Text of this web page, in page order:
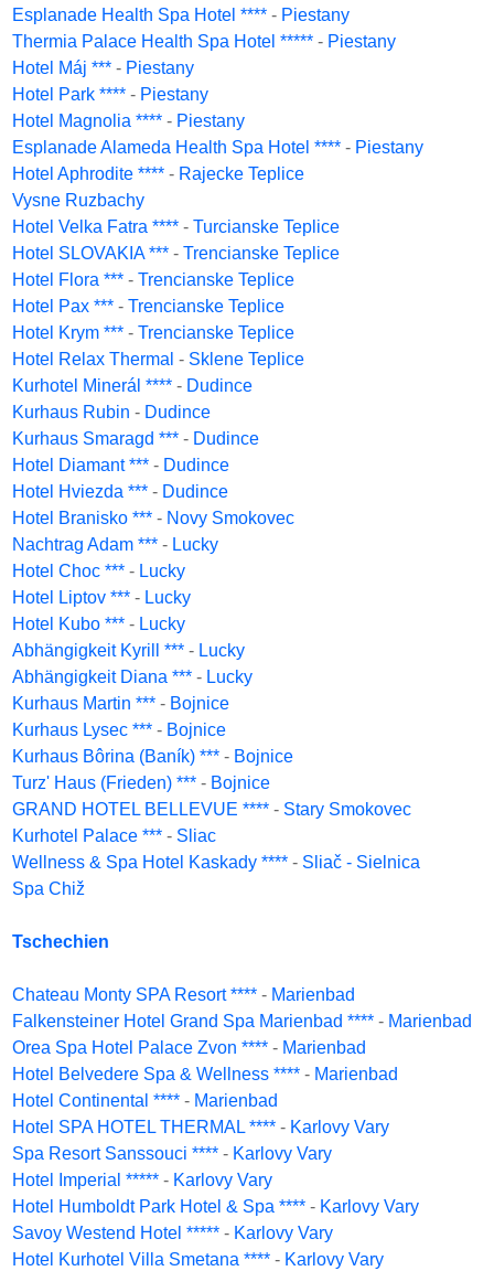
Esplanade Health Spa Hotel **** - Piestany
Thermia Palace Health Spa Hotel ***** - Piestany
Hotel Máj *** - Piestany
Hotel Park **** - Piestany
Hotel Magnolia **** - Piestany
Esplanade Alameda Health Spa Hotel **** - Piestany
Hotel Aphrodite **** - Rajecke Teplice
Vysne Ruzbachy
Hotel Velka Fatra **** - Turcianske Teplice
Hotel SLOVAKIA *** - Trencianske Teplice
Hotel Flora *** - Trencianske Teplice
Hotel Pax *** - Trencianske Teplice
Hotel Krym *** - Trencianske Teplice
Hotel Relax Thermal - Sklene Teplice
Kurhotel Minerál **** - Dudince
Kurhaus Rubin - Dudince
Kurhaus Smaragd *** - Dudince
Hotel Diamant *** - Dudince
Hotel Hviezda *** - Dudince
Hotel Branisko *** - Novy Smokovec
Nachtrag Adam *** - Lucky
Hotel Choc *** - Lucky
Hotel Liptov *** - Lucky
Hotel Kubo *** - Lucky
Abhängigkeit Kyrill *** - Lucky
Abhängigkeit Diana *** - Lucky
Kurhaus Martin *** - Bojnice
Kurhaus Lysec *** - Bojnice
Kurhaus Bôrina (Baník) *** - Bojnice
Turz' Haus (Frieden) *** - Bojnice
GRAND HOTEL BELLEVUE **** - Stary Smokovec
Kurhotel Palace *** - Sliac
Wellness & Spa Hotel Kaskady **** - Sliač - Sielnica
Spa Chiž
Tschechien
Chateau Monty SPA Resort **** - Marienbad
Falkensteiner Hotel Grand Spa Marienbad **** - Marienbad
Orea Spa Hotel Palace Zvon **** - Marienbad
Hotel Belvedere Spa & Wellness **** - Marienbad
Hotel Continental **** - Marienbad
Hotel SPA HOTEL THERMAL **** - Karlovy Vary
Spa Resort Sanssouci **** - Karlovy Vary
Hotel Imperial ***** - Karlovy Vary
Hotel Humboldt Park Hotel & Spa **** - Karlovy Vary
Savoy Westend Hotel ***** - Karlovy Vary
Hotel Kurhotel Villa Smetana **** - Karlovy Vary